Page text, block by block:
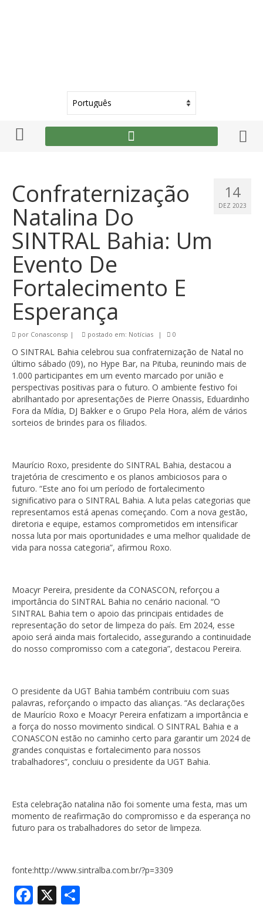
14
DEZ 2023
Confraternização
Natalina Do
SINTRAL Bahia: Um
Evento De
Fortalecimento E
Esperança
por Conasconsp | postado em: Notícias | 0
O SINTRAL Bahia celebrou sua confraternização de Natal no
último sábado (09), no Hype Bar, na Pituba, reunindo mais de
1.000 participantes em um evento marcado por união e
perspectivas positivas para o futuro. O ambiente festivo foi
abrilhantado por apresentações de Pierre Onassis, Eduardinho
Fora da Mídia, DJ Bakker e o Grupo Pela Hora, além de vários
sorteios de brindes para os filiados.
Maurício Roxo, presidente do SINTRAL Bahia, destacou a
trajetória de crescimento e os planos ambiciosos para o
futuro. “Este ano foi um período de fortalecimento
significativo para o SINTRAL Bahia. A luta pelas categorias que
representamos está apenas começando. Com a nova gestão,
diretoria e equipe, estamos comprometidos em intensificar
nossa luta por mais oportunidades e uma melhor qualidade de
vida para nossa categoria”, afirmou Roxo.
Moacyr Pereira, presidente da CONASCON, reforçou a
importância do SINTRAL Bahia no cenário nacional. “O
SINTRAL Bahia tem o apoio das principais entidades de
representação do setor de limpeza do país. Em 2024, esse
apoio será ainda mais fortalecido, assegurando a continuidade
do nosso compromisso com a categoria”, destacou Pereira.
O presidente da UGT Bahia também contribuiu com suas
palavras, reforçando o impacto das alianças. “As declarações
de Maurício Roxo e Moacyr Pereira enfatizam a importância e
a força do nosso movimento sindical. O SINTRAL Bahia e a
CONASCON estão no caminho certo para garantir um 2024 de
grandes conquistas e fortalecimento para nossos
trabalhadores”, concluiu o presidente da UGT Bahia.
Esta celebração natalina não foi somente uma festa, mas um
momento de reafirmação do compromisso e da esperança no
futuro para os trabalhadores do setor de limpeza.
fonte:http://www.sintralba.com.br/?p=3309
Facebook
X